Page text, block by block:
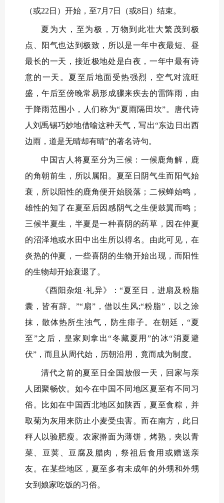
（或22日）开始，至7月7日（或8日）结束。
夏为大，至为极，万物到此壮大繁茂到极
点、阳气也达到极致，所以是一年中夜最短、昼
最长的一天，接近极地处是白夜，一年中最有诗
意的一天。夏至后地面受热强烈，空气对流旺
盛，午后至傍晚常易形成骤来疾去的雷阵雨，由
于降雨范围小，人们称为“夏雨隔田坎”。唐代诗
人刘禹锡巧妙地借喻这种天气，写出“东边日出西
边雨，道是无晴却有晴”的著名诗句。
中国古人将夏至分为三候：一候鹿角解，鹿
的角朝前生，所以属阳。夏至日阴气生而阳气始
衰，所以阳性的鹿角便开始脱落；二候蝉始鸣，
雄性的知了在夏至后因感阴气之生便鼓翼而鸣；
三候半夏生，半夏是一种喜阴的药草，因在仲夏
的沼泽地或水田中出生所以得名。由此可见，在
炎热的仲夏，一些喜阴的生物开始出现，而阳性
的生物却开始衰退了。
《酉阳杂俎·礼异》：“夏至日，进扇及粉脂
囊，皆有辞。”“扇”，借以生风;“粉脂”，以之涂
抹，散体热所生浊气，防生痱子。在朝廷，“夏
至”之后，皇家则拿出“冬藏夏用”的冰“消夏避
伏”，而且从周代始，历朝沿用，竟而成为制度。
清代之前的夏至日全国放假一天，回家与亲
人团聚畅饮。如今在中国不同地区夏至有不同习
俗。比如在中国西北地区如陕西，夏至食粽，并
取菊为灰用来防止小麦受虫害。而在南方，此日
秤人以验肥瘦。农家擀面为薄饼，烤熟，夹以青
菜、豆荚、豆腐及腊肉，祭祖后食用或赠送亲
友。在某些地区，夏至多有未成年的外甥和外甥
女到娘家吃饭的习俗。